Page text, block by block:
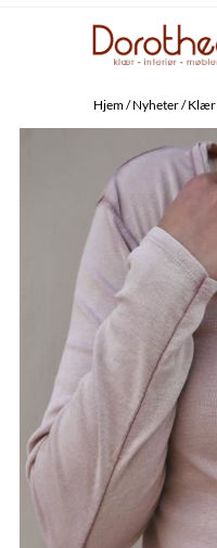
Hopp til innhold
Hjem/Nyheter/Klær